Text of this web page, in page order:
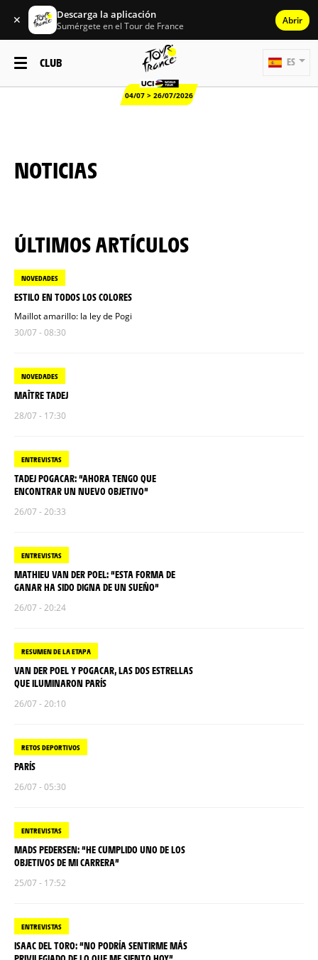
✕ Descarga la aplicación
Sumérgete en el Tour de France Abrir
CLUB
04/07 > 26/07/2026
ES
NOTICIAS
ÚLTIMOS ARTÍCULOS
NOVEDADES
ESTILO EN TODOS LOS COLORES
Maillot amarillo: la ley de Pogi
30/07 - 08:30
NOVEDADES
MAÎTRE TADEJ
28/07 - 17:30
ENTREVISTAS
TADEJ POGACAR: “AHORA TENGO QUE
ENCONTRAR UN NUEVO OBJETIVO”
26/07 - 20:33
ENTREVISTAS
MATHIEU VAN DER POEL: “ESTA FORMA DE
GANAR HA SIDO DIGNA DE UN SUEÑO”
26/07 - 20:24
RESUMEN DE LA ETAPA
VAN DER POEL Y POGACAR, LAS DOS ESTRELLAS
QUE ILUMINARON PARÍS
26/07 - 20:10
RETOS DEPORTIVOS
PARÍS
26/07 - 05:30
ENTREVISTAS
MADS PEDERSEN: “HE CUMPLIDO UNO DE LOS
OBJETIVOS DE MI CARRERA”
25/07 - 17:52
ENTREVISTAS
ISAAC DEL TORO: “NO PODRÍA SENTIRME MÁS